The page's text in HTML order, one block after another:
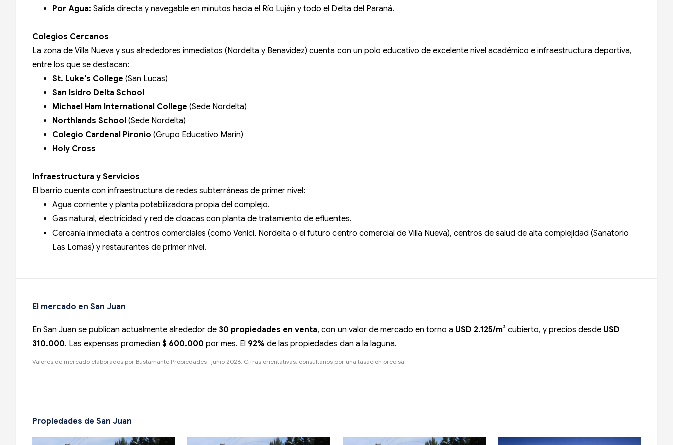
Por Agua: Salida directa y navegable en minutos hacia el Río Luján y todo el Delta del Paraná.
Colegios Cercanos
La zona de Villa Nueva y sus alrededores inmediatos (Nordelta y Benavídez) cuenta con un polo educativo de excelente nivel académico e infraestructura deportiva,
entre los que se destacan:
St. Luke's College (San Lucas)
San Isidro Delta School
Michael Ham International College (Sede Nordelta)
Northlands School (Sede Nordelta)
Colegio Cardenal Pironio (Grupo Educativo Marín)
Holy Cross
Infraestructura y Servicios
El barrio cuenta con infraestructura de redes subterráneas de primer nivel:
Agua corriente y planta potabilizadora propia del complejo.
Gas natural, electricidad y red de cloacas con planta de tratamiento de efluentes.
Cercanía inmediata a centros comerciales (como Venici, Nordelta o el futuro centro comercial de Villa Nueva), centros de salud de alta complejidad (Sanatorio
Las Lomas) y restaurantes de primer nivel.
El mercado en San Juan
En San Juan se publican actualmente alrededor de 30 propiedades en venta, con un valor de mercado en torno a USD 2.125/m² cubierto, y precios desde USD
310.000. Las expensas promedian $ 600.000 por mes. El 92% de las propiedades dan a la laguna.
Valores de mercado elaborados por Bustamante Propiedades · junio 2026. Cifras orientativas; consultanos por una tasación precisa.
Propiedades de San Juan